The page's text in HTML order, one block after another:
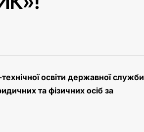
освіти державної служби
та фізичних осіб за